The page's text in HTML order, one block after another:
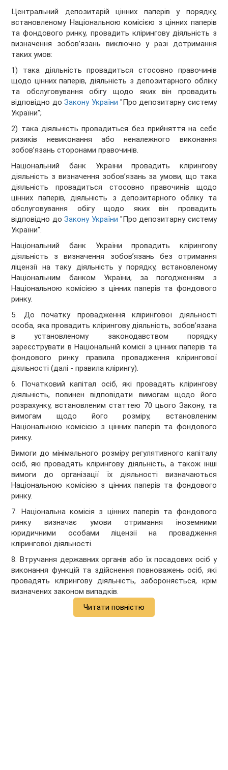
Центральний депозитарій цінних паперів у порядку,
встановленому Національною комісією з цінних паперів
та фондового ринку, провадить клірингову діяльність з
визначення зобов’язань виключно у разі дотримання
таких умов:
1) така діяльність провадиться стосовно правочинів
щодо цінних паперів, діяльність з депозитарного обліку
та обслуговування обігу щодо яких він провадить
відповідно доЗакону України "Про депозитарну систему
України";
2) така діяльність провадиться без прийняття на себе
ризиків невиконання або неналежного виконання
зобов’язань сторонами правочинів.
Національний банк України провадить клірингову
діяльність з визначення зобов’язань за умови, що така
діяльність провадиться стосовно правочинів щодо
цінних паперів, діяльність з депозитарного обліку та
обслуговування обігу щодо яких він провадить
відповідно доЗакону України "Про депозитарну систему
України".
Національний банк України провадить клірингову
діяльність з визначення зобов’язань без отримання
ліцензії на таку діяльність у порядку, встановленому
Національним банком України, за погодженням з
Національною комісією з цінних паперів та фондового
ринку.
5. До початку провадження клірингової діяльності
особа, яка провадить клірингову діяльність, зобов’язана
в установленому законодавством порядку
зареєструвати в Національній комісії з цінних паперів та
фондового ринку правила провадження клірингової
діяльності (далі - правила клірингу).
6. Початковий капітал осіб, які провадять клірингову
діяльність, повинен відповідати вимогам щодо його
розрахунку, встановленим статтею 70 цього Закону, та
вимогам щодо його розміру, встановленим
Національною комісією з цінних паперів та фондового
ринку.
Вимоги до мінімального розміру регулятивного капіталу
осіб, які провадять клірингову діяльність, а також інші
вимоги до організації їх діяльності визначаються
Національною комісією з цінних паперів та фондового
ринку.
7. Національна комісія з цінних паперів та фондового
ринку визначає умови отримання іноземними
юридичними особами ліцензії на провадження
клірингової діяльності.
8. Втручання державних органів або їх посадових осіб у
виконання функцій та здійснення повноважень осіб, які
провадять клірингову діяльність, забороняється, крім
визначених законом випадків.
Читати повністю